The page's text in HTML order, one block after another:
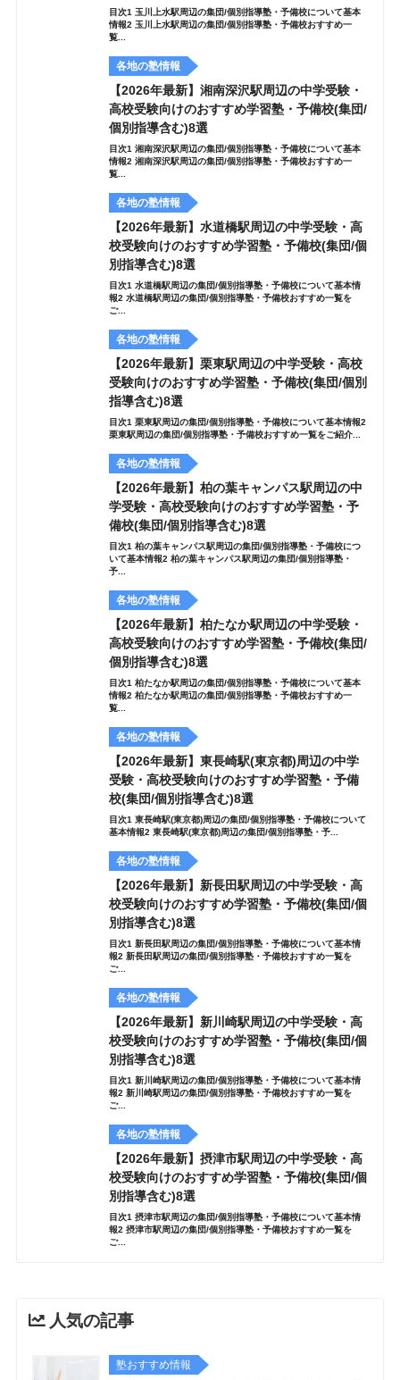
目次1 玉川上水駅周辺の集団/個別指導塾・予備校について基本
情報2 玉川上水駅周辺の集団/個別指導塾・予備校おすすめ一
覧...
各地の塾情報
【2026年最新】湘南深沢駅周辺の中学受験・
高校受験向けのおすすめ学習塾・予備校(集団/
個別指導含む)8選
目次1 湘南深沢駅周辺の集団/個別指導塾・予備校について基本
情報2 湘南深沢駅周辺の集団/個別指導塾・予備校おすすめ一
覧...
各地の塾情報
【2026年最新】水道橋駅周辺の中学受験・高
校受験向けのおすすめ学習塾・予備校(集団/個
別指導含む)8選
目次1 水道橋駅周辺の集団/個別指導塾・予備校について基本情
報2 水道橋駅周辺の集団/個別指導塾・予備校おすすめ一覧を
ご...
各地の塾情報
【2026年最新】栗東駅周辺の中学受験・高校
受験向けのおすすめ学習塾・予備校(集団/個別
指導含む)8選
目次1 栗東駅周辺の集団/個別指導塾・予備校について基本情報2
栗東駅周辺の集団/個別指導塾・予備校おすすめ一覧をご紹介...
各地の塾情報
【2026年最新】柏の葉キャンパス駅周辺の中
学受験・高校受験向けのおすすめ学習塾・予
備校(集団/個別指導含む)8選
目次1 柏の葉キャンパス駅周辺の集団/個別指導塾・予備校につ
いて基本情報2 柏の葉キャンパス駅周辺の集団/個別指導塾・
予...
各地の塾情報
【2026年最新】柏たなか駅周辺の中学受験・
高校受験向けのおすすめ学習塾・予備校(集団/
個別指導含む)8選
目次1 柏たなか駅周辺の集団/個別指導塾・予備校について基本
情報2 柏たなか駅周辺の集団/個別指導塾・予備校おすすめ一
覧...
各地の塾情報
【2026年最新】東長崎駅(東京都)周辺の中学
受験・高校受験向けのおすすめ学習塾・予備
校(集団/個別指導含む)8選
目次1 東長崎駅(東京都)周辺の集団/個別指導塾・予備校について
基本情報2 東長崎駅(東京都)周辺の集団/個別指導塾・予...
各地の塾情報
【2026年最新】新長田駅周辺の中学受験・高
校受験向けのおすすめ学習塾・予備校(集団/個
別指導含む)8選
目次1 新長田駅周辺の集団/個別指導塾・予備校について基本情
報2 新長田駅周辺の集団/個別指導塾・予備校おすすめ一覧を
ご...
各地の塾情報
【2026年最新】新川崎駅周辺の中学受験・高
校受験向けのおすすめ学習塾・予備校(集団/個
別指導含む)8選
目次1 新川崎駅周辺の集団/個別指導塾・予備校について基本情
報2 新川崎駅周辺の集団/個別指導塾・予備校おすすめ一覧を
ご...
各地の塾情報
【2026年最新】摂津市駅周辺の中学受験・高
校受験向けのおすすめ学習塾・予備校(集団/個
別指導含む)8選
目次1 摂津市駅周辺の集団/個別指導塾・予備校について基本情
報2 摂津市駅周辺の集団/個別指導塾・予備校おすすめ一覧を
ご...
人気の記事
塾おすすめ情報